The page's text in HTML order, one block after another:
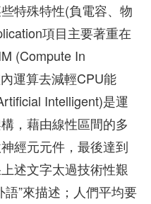
特殊特性(負電容、物
項目主要著重在
(Compute In
運算去減輕CPU能
Intelligent)是運
，藉由線性區間的多
經元元件，最後達到
述文字太過技術性艱
”來描述；人們平均要